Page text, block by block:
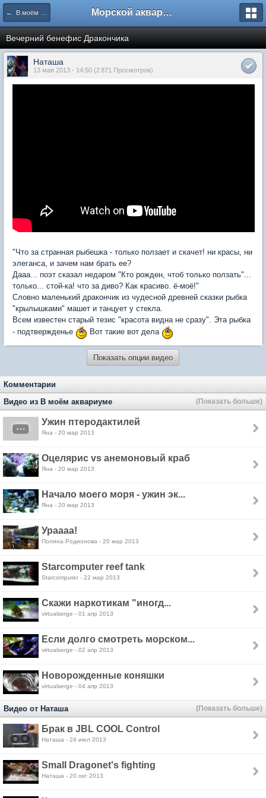
← В моём аквариуме Морской аквариум. Форумы ReefCentral.ru
Вечерний бенефис Дракончика
Наташа
13 мая 2013 - 14:50 (2 871 Просмотров)
"Что за странная рыбешка - только ползает и скачет! ни красы, ни
элеганса, и зачем нам брать ее?
Дааа... поэт сказал недаром "Кто рожден, чтоб только ползать"...
только... стой-ка! что за диво? Как красиво. ё-моё!"
Словно маленький дракончик из чудесной древней сказки рыбка
"крылышками" машет и танцует у стекла.
Всем известен старый тезис "красота видна не сразу". Эта рыбка
- подтвержденье
Вот такие вот дела
Показать опции видео
Комментарии
Видео из В моём аквариуме
(Показать больше)
Ужин птеродактилей
Яна - 20 мар 2013
Оцелярис vs анемоновый краб
Яна - 20 мар 2013
Начало моего моря - ужин эк...
Яна - 20 мар 2013
Ураааа!
Полина Родионова - 20 мар 2013
Starcomputer reef tank
Starcomputer - 22 мар 2013
Скажи наркотикам "иногд...
virtualserge - 01 апр 2013
Если долго смотреть морском...
virtualserge - 02 апр 2013
Новорожденные коняшки
virtualserge - 04 апр 2013
Видео от Наташа (Показать больше)
Брак в JBL COOL Control
Наташа - 24 июл 2013
Small Dragonet's fighting
Наташа - 20 окт 2013